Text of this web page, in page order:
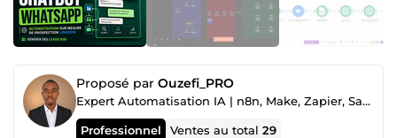
Proposé par Ouzefi_PRO
Expert Automatisation IA | n8n, Make, Zapier, SaaS & Agents IA
Professionnel Ventes au total29